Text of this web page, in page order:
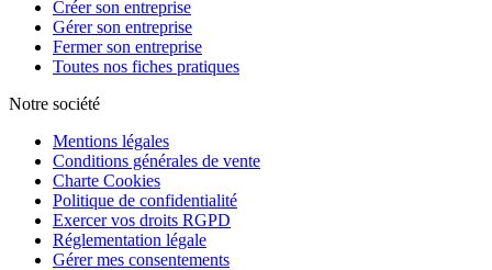
Créer son entreprise
Gérer son entreprise
Fermer son entreprise
Toutes nos fiches pratiques
Notre société
Mentions légales
Conditions générales de vente
Charte Cookies
Politique de confidentialité
Exercer vos droits RGPD
Réglementation légale
Gérer mes consentements